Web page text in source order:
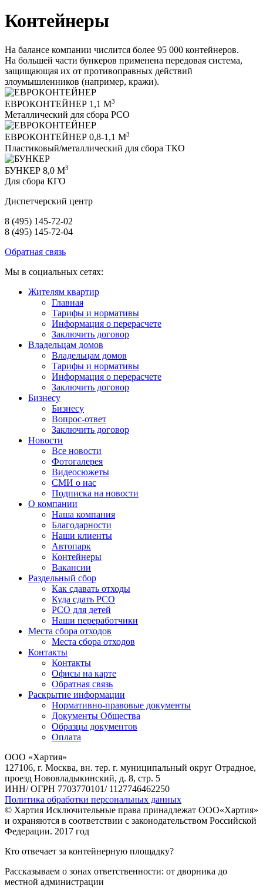
Контейнеры
На балансе компании числится более 95 000 контейнеров.
На большей части бункеров применена передовая система,
защищающая их от противоправных действий
злоумышленников (например, кражи).
ЕВРОКОНТЕЙНЕР 1,1 М3
Металлический для сбора РСО
ЕВРОКОНТЕЙНЕР 0,8-1,1 М3
Пластиковый/металлический для сбора ТКО
БУНКЕР 8,0 М3
Для сбора КГО
Диспетчерский центр
8 (495) 145-72-02
8 (495) 145-72-04
Обратная связь
Мы в социальных сетях:
Жителям квартир
Главная
Тарифы и нормативы
Информация о перерасчете
Заключить договор
Владельцам домов
Владельцам домов
Тарифы и нормативы
Информация о перерасчете
Заключить договор
Бизнесу
Бизнесу
Вопрос-ответ
Заключить договор
Новости
Все новости
Фотогалерея
Видеосюжеты
СМИ о нас
Подписка на новости
О компании
Наша компания
Благодарности
Наши клиенты
Автопарк
Контейнеры
Вакансии
Раздельный сбор
Как сдавать отходы
Куда сдать РСО
РСО для детей
Наши переработчики
Места сбора отходов
Места сбора отходов
Контакты
Контакты
Офисы на карте
Обратная связь
Раскрытие информации
Нормативно-правовые документы
Документы Общества
Образцы документов
Оплата
ООО «Хартия»
127106, г. Москва, вн. тер. г. муниципальный округ Отрадное,
проезд Нововладыкинский, д. 8, стр. 5
ИНН/ ОГРН 7703770101/ 1127746462250
Политика обработки персональных данных
© Хартия Исключительные права принадлежат ООО«Хартия»
и охраняются в соответствии с законодательством Российской
Федерации. 2017 год
Кто отвечает за контейнерную площадку?
Рассказываем о зонах ответственности: от дворника до
местной администрации